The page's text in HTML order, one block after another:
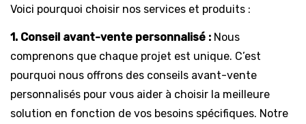
Voici pourquoi choisir nos services et produits :
1. Conseil avant-vente personnalisé : Nous
comprenons que chaque projet est unique. C’est
pourquoi nous offrons des conseils avant-vente
personnalisés pour vous aider à choisir la meilleure
solution en fonction de vos besoins spécifiques. Notre